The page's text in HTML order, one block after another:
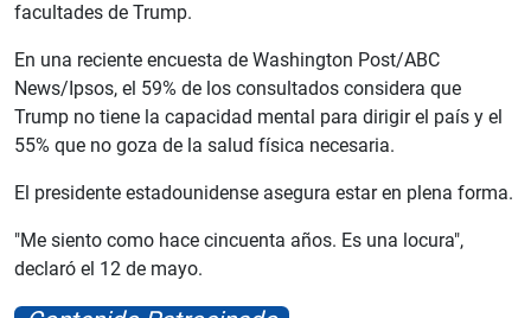
facultades de Trump.
En una reciente encuesta de Washington Post/ABC
News/Ipsos, el 59% de los consultados considera que
Trump no tiene la capacidad mental para dirigir el país y el
55% que no goza de la salud física necesaria.
El presidente estadounidense asegura estar en plena forma.
"Me siento como hace cincuenta años. Es una locura",
declaró el 12 de mayo.